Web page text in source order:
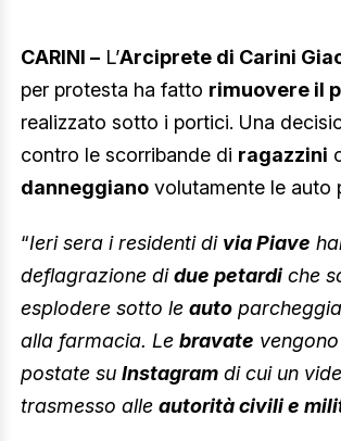
CARINI – L’Arciprete di Carini
per protesta ha fatto rimuovere il
realizzato sotto i portici. Una
contro le scorribande di ragazzini
danneggiano volutamente le auto
“Ieri sera i residenti di via Piave
deflagrazione didue petardi che
esplodere sotto le auto
alla farmacia. Le bravate
postate su Instagram di cui un
trasmesso alle autorità civili e